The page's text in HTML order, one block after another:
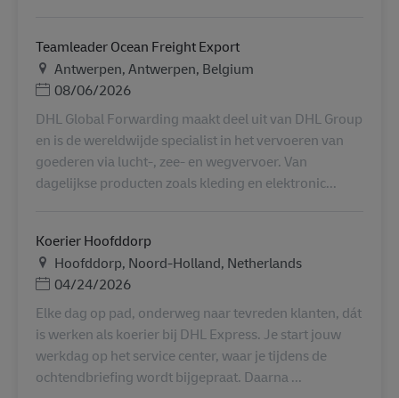
Teamleader Ocean Freight Export
Ubicación
Antwerpen, Antwerpen, Belgium
Posted Date
08/06/2026
DHL Global Forwarding maakt deel uit van DHL Group
en is de wereldwijde specialist in het vervoeren van
goederen via lucht-, zee- en wegvervoer. Van
dagelijkse producten zoals kleding en elektronic...
Koerier Hoofddorp
Ubicación
Hoofddorp, Noord-Holland, Netherlands
Posted Date
04/24/2026
Elke dag op pad, onderweg naar tevreden klanten, dát
is werken als koerier bij DHL Express. Je start jouw
werkdag op het service center, waar je tijdens de
ochtendbriefing wordt bijgepraat. Daarna ...